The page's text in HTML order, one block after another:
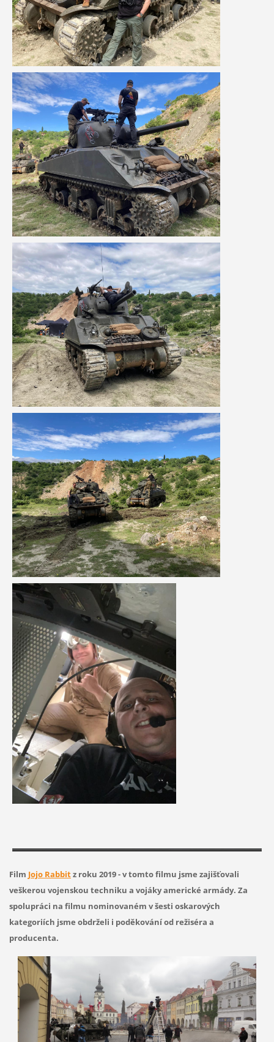
Film Jojo Rabbitz roku 2019 - v tomto filmu jsme zajišťovali
veškerou vojenskou techniku a vojáky americké armády. Za
spolupráci na filmu nominovaném v šesti oskarových
kategoriích jsme obdrželi i poděkování od režiséra a
producenta.